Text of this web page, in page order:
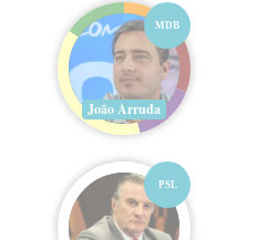
MDB
João Arruda
PSL